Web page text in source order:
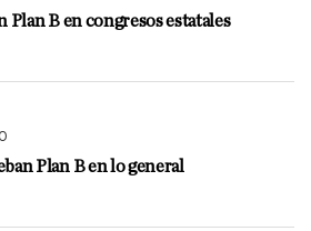
Plan B en congresos estatales
Plan B en lo general